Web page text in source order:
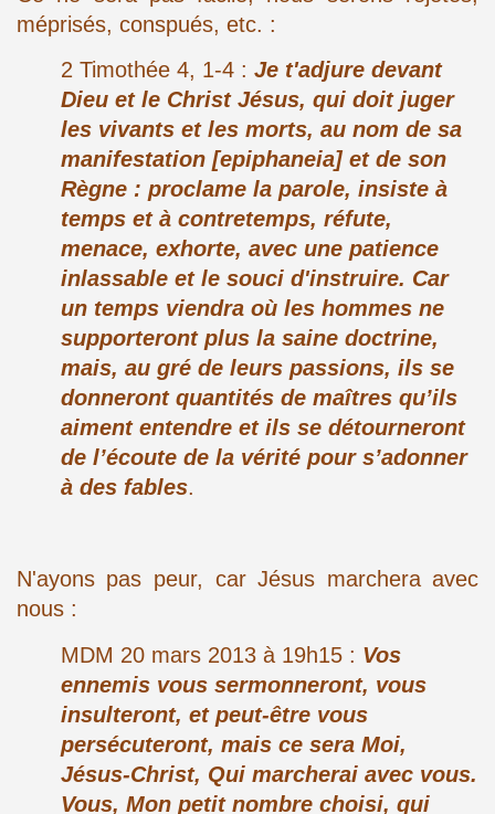
méprisés, conspués, etc. :
2 Timothée 4, 1-4 : Je t'adjure devant
Dieu et le Christ Jésus, qui doit juger
les vivants et les morts, au nom de sa
manifestation [epiphaneia] et de son
Règne : proclame la parole, insiste à
temps et à contretemps, réfute,
menace, exhorte, avec une patience
inlassable et le souci d'instruire. Car
un temps viendra où les hommes ne
supporteront plus la saine doctrine,
mais, au gré de leurs passions, ils se
donneront quantités de maîtres qu’ils
aiment entendre et ils se détourneront
de l’écoute de la vérité pour s’adonner
à des fables.
N'ayons pas peur, car Jésus marchera avec
nous :
MDM 20 mars 2013 à 19h15 : Vos
ennemis vous sermonneront, vous
insulteront, et peut-être vous
persécuteront, mais ce sera Moi,
Jésus-Christ, Qui marcherai avec vous.
Vous, Mon petit nombre choisi, qui